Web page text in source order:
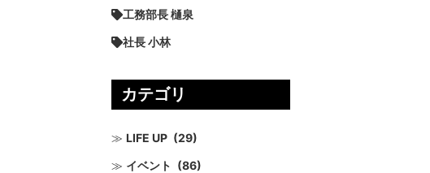
工務部長 樋泉
社長 小林
カテゴリ
LIFE UP (29)
イベント (86)